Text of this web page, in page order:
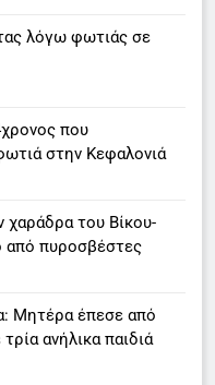
λόγω φωτιάς σε
που
στην Κεφαλονιά
χαράδρα του Βίκου-
πυροσβέστες
Μητέρα έπεσε από
ανήλικα παιδιά
τον ΑΝΤ1 ο
Στάθης
σε μια νέα
πρόταση